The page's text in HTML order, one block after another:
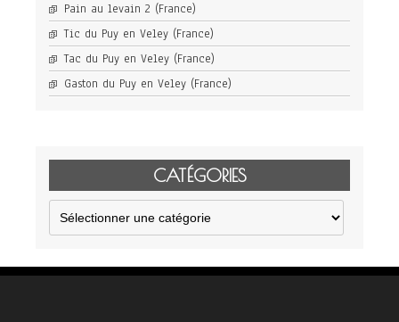
Pain au levain 2 (France)
Tic du Puy en Veley (France)
Tac du Puy en Veley (France)
Gaston du Puy en Veley (France)
CATÉGORIES
Catégories